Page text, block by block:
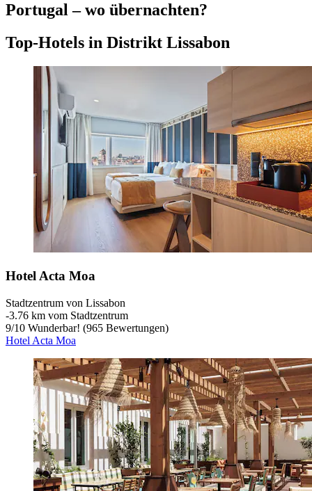
Portugal – wo übernachten?
Top-Hotels in Distrikt Lissabon
Hotel Acta Moa
Stadtzentrum von Lissabon
‐3.76 km vom Stadtzentrum
9/10 Wunderbar! (965 Bewertungen)
Hotel Acta Moa